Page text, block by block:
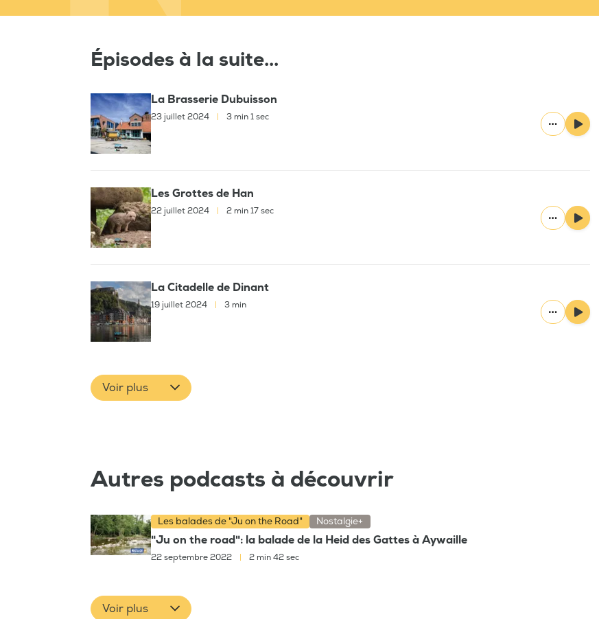
Épisodes à la suite...
La Brasserie Dubuisson
23 juillet 2024 3 min 1 sec
Les Grottes de Han
22 juillet 2024 2 min 17 sec
La Citadelle de Dinant
19 juillet 2024 3 min
Voir plus
Autres podcasts à découvrir
Les balades de "Ju on the Road" Nostalgie+
"Ju on the road": la balade de la Heid des Gattes à Aywaille
22 septembre 2022 2 min 42 sec
Voir plus